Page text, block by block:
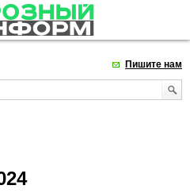
Пишите нам